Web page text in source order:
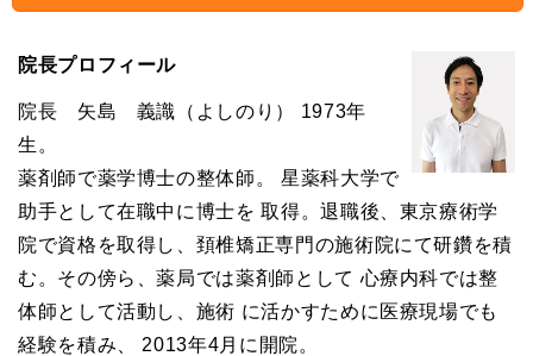
院長プロフィール
院長 矢島 義識（よしのり） 1973年
生。
薬剤師で薬学博士の整体師。 星薬科大学で
助手として在職中に博士を 取得。退職後、東京療術学
院で資格を取得し、頚椎矯正専門の施術院にて研鑽を積
む。その傍ら、薬局では薬剤師として 心療内科では整
体師として活動し、施術 に活かすために医療現場でも
経験を積み、 2013年4月に開院。